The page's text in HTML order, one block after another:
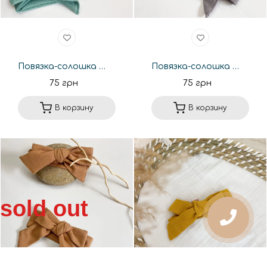
Повязка-солошка Happymoon с вафли эвкалипт
75 грн
В корзину
Повязка-солошка Happymoon с вафли серая
75 грн
В корзину
sold out